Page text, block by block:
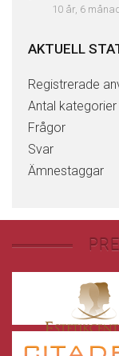
10 år, 6
AKTUELL
Registrerade
Antal kategorier
Frågor
Svar
Ämnestaggar